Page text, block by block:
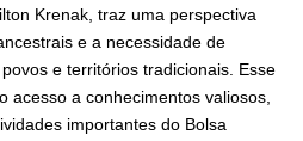
Krenak, traz uma perspectiva
e a necessidade de
e territórios tradicionais. Esse
acesso a conhecimentos valiosos,
importantes do Bolsa